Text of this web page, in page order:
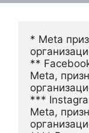
* Meta
**
Meta,
***
Meta,